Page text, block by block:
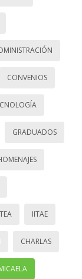
CONVENIOS
GRADUADOS
IITAE
CHARLAS